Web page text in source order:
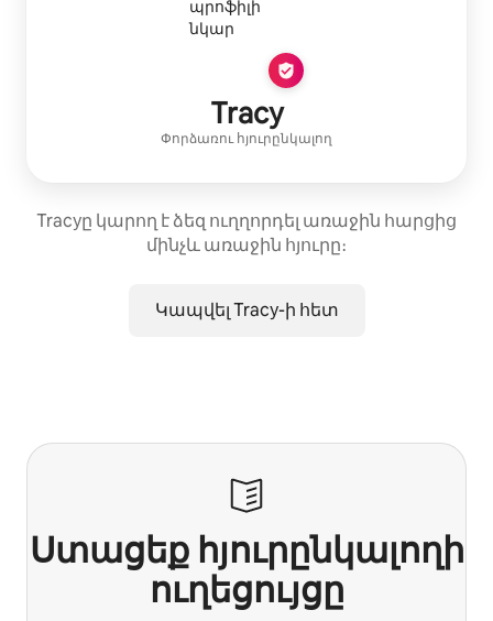
Tracy
Փորձառու հյուրընկալող
Tracyը կարող է ձեզ ուղղորդել առաջին հարցից
մինչև առաջին հյուրը։
Կապվել Tracy-ի հետ
Ստացեք հյուրընկալողի
ուղեցույցը